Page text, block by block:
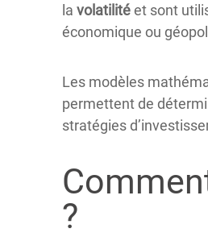
la volatilitéet sont
économique ou
Les modèles
permettent de
stratégies
?